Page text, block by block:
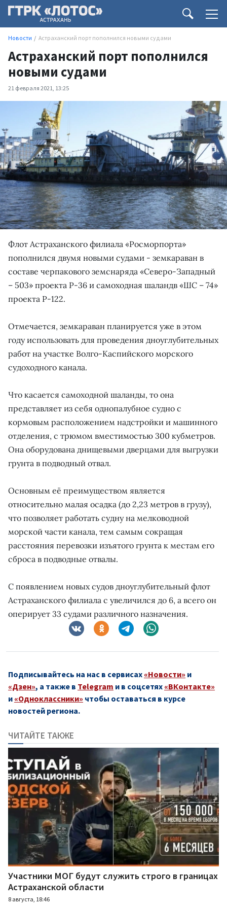
Новости Астраханский порт пополнился новыми судами
Астраханский порт пополнился
новыми судами
21 февраля 2021, 13:25
Флот Астраханского филиала «Росморпорта»
пополнился двумя новыми судами - земкараван в
составе черпакового земснаряда «Северо-Западный
– 503» проекта Р-36 и самоходная шаландв «ШС – 74»
проекта Р-122.
Отмечается, земкараван планируется уже в этом
году использовать для проведения дноуглубительных
работ на участке Волго-Каспийского морского
судоходного канала.
Что касается самоходной шаланды, то она
представляет из себя однопалубное судно с
кормовым расположением надстройки и машинного
отделения, с трюмом вместимостью 300 кубметров.
Она оборудована днищевыми дверцами для выгрузки
грунта в подводный отвал.
Основным её преимуществом является
относительно малая осадка (до 2,23 метров в грузу),
что позволяет работать судну на мелководной
морской части канала, тем самым сокращая
расстояния перевозки изъятого грунта к местам его
сброса в подводные отвалы.
С появлением новых судов дноуглубительный флот
Астраханского филиала с увеличился до 6, а всего он
оперирует 33 судами различного назначения.
Подписывайтесь на нас в сервисах «Новости» и
«Дзен», а также в Telegram и в соцсетях «ВКонтакте»
и «Одноклассники» чтобы оставаться в курсе
новостей региона.
ЧИТАЙТЕ ТАКЖЕ
Участники МОГ будут служить строго в границах
Астраханской области
8 августа, 18:46